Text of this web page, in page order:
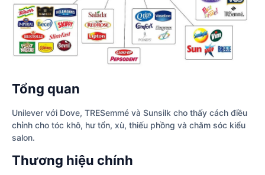
Tổng quan
Unilever với Dove, TRESemmé và Sunsilk cho thấy cách điều
chỉnh cho tóc khô, hư tổn, xù, thiếu phồng và chăm sóc kiểu
salon.
Thương hiệu chính